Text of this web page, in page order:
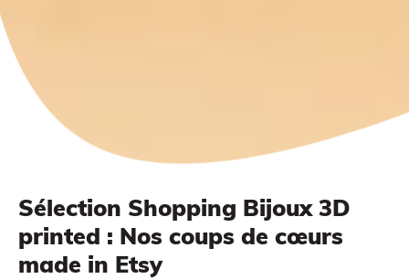
Sélection Shopping Bijoux 3D
printed : Nos coups de cœurs
made in Etsy